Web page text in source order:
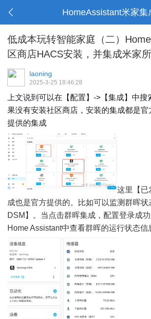
HomeAssistant米家集
低成本玩转智能家庭（二）
区商店HACS安装，并集成米家
laoning
2025-3-25 18:46:28
上文说到可以在【配置】->【集成】中
果没有安装社区商店，安装的集成都是
提供的集成
这里【已
成也是官方提供的。比如可以监测群晖状
DSM 】。当点击群晖集成，配置登录成
Home Assistant中查看群晖的运行状态信